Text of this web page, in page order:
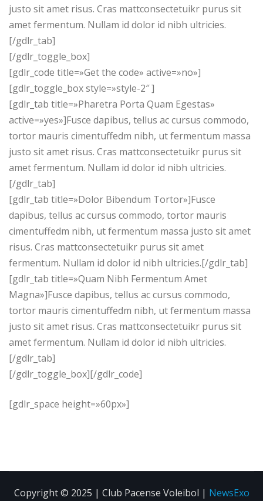
justo sit amet risus. Cras mattconsectetuikr purus sit
amet fermentum. Nullam id dolor id nibh ultricies.
[/gdlr_tab]
[/gdlr_toggle_box]
[gdlr_code title=»Get the code» active=»no»]
[gdlr_toggle_box style=»style-2″ ]
[gdlr_tab title=»Pharetra Porta Quam Egestas»
active=»yes»]Fusce dapibus, tellus ac cursus commodo,
tortor mauris cimentuffedm nibh, ut fermentum massa
justo sit amet risus. Cras mattconsectetuikr purus sit
amet fermentum. Nullam id dolor id nibh ultricies.
[/gdlr_tab]
[gdlr_tab title=»Dolor Bibendum Tortor»]Fusce
dapibus, tellus ac cursus commodo, tortor mauris
cimentuffedm nibh, ut fermentum massa justo sit amet
risus. Cras mattconsectetuikr purus sit amet
fermentum. Nullam id dolor id nibh ultricies.[/gdlr_tab]
[gdlr_tab title=»Quam Nibh Fermentum Amet
Magna»]Fusce dapibus, tellus ac cursus commodo,
tortor mauris cimentuffedm nibh, ut fermentum massa
justo sit amet risus. Cras mattconsectetuikr purus sit
amet fermentum. Nullam id dolor id nibh ultricies.
[/gdlr_tab]
[/gdlr_toggle_box][/gdlr_code]
[gdlr_space height=»60px»]
Copyright © 2025 | Club Pacense Voleibol | NewsExo